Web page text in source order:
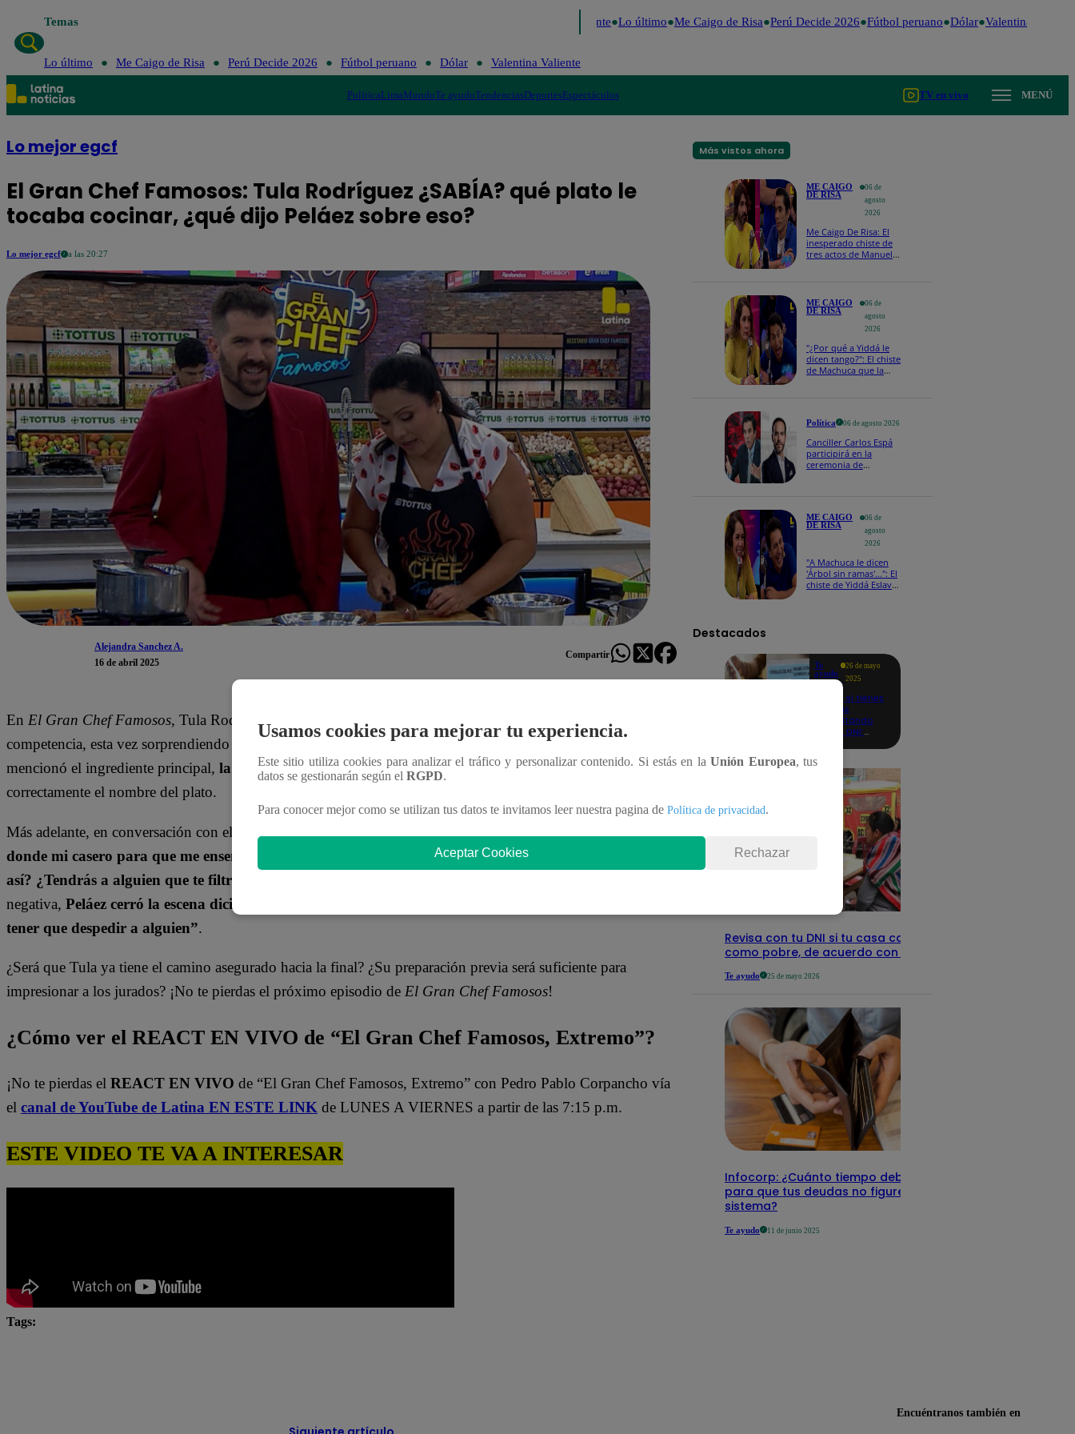
Temas Valentina Valiente Lo último Me Caigo de Risa Perú Decide 2026 Fútbol peruano Dólar Valentina Valiente
Lo último Me Caigo de Risa Perú Decide 2026 Fútbol peruano Dólar Valentina Valiente
PolíticaLimaMundoTe ayudoTendenciasDeportesEspectáculos TV en vivo MENÚ
Lo mejor egcf
El Gran Chef Famosos: Tula Rodríguez ¿SABÍA? qué plato le
tocaba cocinar, ¿qué dijo Peláez sobre eso?
Lo mejor egcf a las 20:27
Alejandra Sanchez A.
16 de abril 2025
Compartir
En El Gran Chef Famosos, Tula Rodríguez volvió a demostrar por qué es una de las favoritas de la
competencia, esta vez sorprendiendo a todos con su conocimiento previo sobre la receta del día. Apenas se
mencionó el ingrediente principal, la participante se adelantó diciendo: “Al vino”, adivinando
correctamente el nombre del plato.
Más adelante, en conversación con el chef Peláez,
donde mi casero para que me enseñe a cortar el riñón”
, dejando sorprendido al jurado.
así? ¿Tendrás a alguien que te filtra las recetas?”
negativa, Peláez cerró la escena diciendo en broma: “Me quedo más tranquilo, sino pensé que íbamos a
tener que despedir a alguien”.
¿Será que Tula ya tiene el camino asegurado hacia la final? ¿Su preparación previa será suficiente para
impresionar a los jurados? ¡No te pierdas el próximo episodio de El Gran Chef Famosos!
¿Cómo ver el REACT EN VIVO de “El Gran Chef Famosos, Extremo”?
¡No te pierdas el REACT EN VIVO de “El Gran Chef Famosos, Extremo” con Pedro Pablo Corpancho vía
el canal de YouTube de Latina EN ESTE LINK de LUNES A VIERNES a partir de las 7:15 p.m.
ESTE VIDEO TE VA A INTERESAR
Tags:
Más vistos ahora
ME CAIGO
DE RISA
06 de
agosto
2026
Me Caigo De Risa: El
inesperado chiste de
tres actos de Manuel
ME CAIGO
DE RISA
06 de
agosto
2026
"¿Por qué a Yiddá le
dicen tango?": El chiste
de Machuca que la
Política 06 de agosto 2026
Canciller Carlos Espá
participirá en la
ceremonia de
ME CAIGO
DE RISA
06 de
agosto
2026
"A Machuca le dicen
'Árbol sin ramas'...": El
chiste de Yiddá Eslava
Destacados
Te
ayudo
26 de mayo
2025
Revisa si tienes
deudas
consultando
con tu DNI:
detalles
Revisa con tu DNI si tu casa califica
como pobre, de acuerdo con el Sisfoh
Te ayudo 25 de mayo 2026
Infocorp: ¿Cuánto tiempo debe pasar
para que tus deudas no figuren en su
sistema?
Te ayudo 11 de junio 2025
Usamos cookies para mejorar tu experiencia.
Este sitio utiliza cookies para analizar el tráfico y personalizar contenido. Si estás en laUnión Europea, tus
datos se gestionarán según el RGPD.
Para conocer mejor como se utilizan tus datos te invitamos leer nuestra pagina de Política de privacidad.
Aceptar Cookies Rechazar
Encuéntranos también en